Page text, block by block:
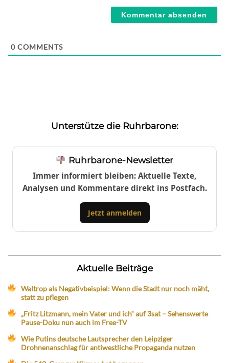
0 COMMENTS
Unterstütze die Ruhrbarone:
Ruhrbarone-Newsletter
Immer informiert bleiben: Aktuelle Texte,
Analysen und Kommentare direkt ins Postfach.
Jetzt anmelden
Aktuelle Beiträge
Waltrop als Negativbeispiel: Wenn die Stadt nur noch mäht,
statt zu pflegen
„Fritz Litzmann, mein Vater und ich“ auf 3sat – Sehenswerte
Pause-Doku nun auch im Free-TV
Wie Putins deutsche Lautsprecher den Leipziger
Drohnenanschlag für antiwestliche Propaganda nutzen